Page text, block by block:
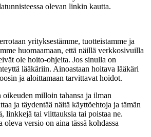
olevan linkin kautta.
yrityksestämme, tuotteistamme ja
huomaamaan, että näillä verkkosivuilla
ole hoito-ohjeita. Jos sinulla on
lääkäriin. Ainoastaan hoitava lääkäri
ja aloittamaan tarvittavat hoidot.
milloin tahansa ja ilman
ja täydentää näitä käyttöehtoja ja tämän
linkkejä tai viittauksia tai poistaa ne.
versio on aina tässä kohdassa